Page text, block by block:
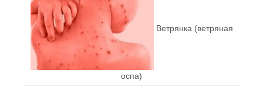
Ветрянка (ветряная
оспа)